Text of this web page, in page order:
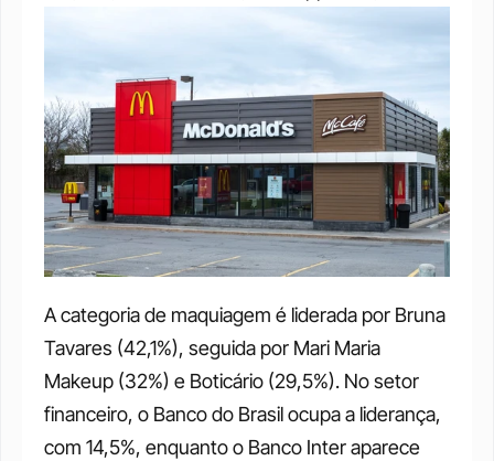
A categoria de maquiagem é liderada por Bruna
Tavares (42,1%), seguida por Mari Maria
Makeup (32%) e Boticário (29,5%). No setor
financeiro, o Banco do Brasil ocupa a liderança,
com 14,5%, enquanto o Banco Inter aparece